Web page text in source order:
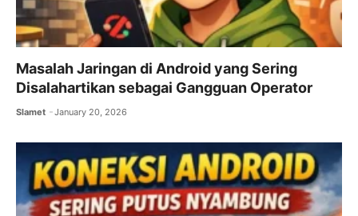
Masalah Jaringan di Android yang Sering
Disalahartikan sebagai Gangguan Operator
Slamet January 20, 2026